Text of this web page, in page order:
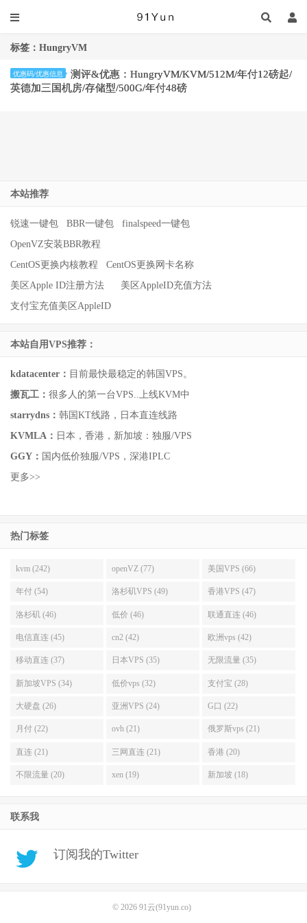
标签：HungryVM
优惠码/优惠信息
测评&优惠：HungryVM/KVM/512M/年付12磅起/
英德加三国机房/存储型/500G/年付48磅
本站推荐
锐速一键包 BBR一键包
finalspeed一键包
OpenVZ安装BBR教程
CentOS更换内核教程
CentOS更换网卡名称
美区Apple ID注册方法
美区AppleID充值方法
支付宝充值美区AppleID
本站自用VPS推荐：
kdatacenter： 目前最快最稳定的韩国VPS。
搬瓦工： 很多人的第一台VPS..上线KVM中
starrydns： 韩国KT线路，日本直连线路
KVMLA： 日本，香港，新加坡：独服/VPS
GGY： 国内低价独服/VPS，深港IPLC
更多>>
热门标签
kvm (242) openVZ (77) 美国VPS (66)
年付 (54) 洛杉矶VPS (49) 香港VPS (47)
洛杉矶 (46) 低价 (46) 联通直连 (46)
电信直连 (45) cn2 (42) 欧洲vps (42)
移动直连 (37) 日本VPS (35) 无限流量 (35)
新加坡VPS (34) 低价vps (32) 支付宝 (28)
大硬盘 (26) 亚洲VPS (24) G口 (22)
月付 (22) ovh (21) 俄罗斯vps (21)
直连 (21) 三网直连 (21) 香港 (20)
不限流量 (20) xen (19) 新加坡 (18)
联系我
订阅我的Twitter
© 2026 91云(91yun.co)